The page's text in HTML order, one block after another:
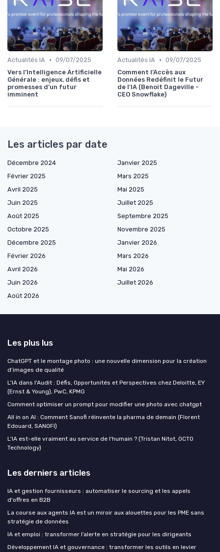
Actualités IA • 09/07/2025
Vers l’Intelligence Artificielle
Générale : enjeux, défis et
promesses d’un futur
imminent
Actualités IA • 09/07/2025
Comment l'Accès aux
Données Redéfinit le Futur
de l'IA (Benoit Dageville -
CEO Snowflake)
Les articles par date
Décembre 2024
Janvier 2025
Février 2025
Mars 2025
Avril 2025
Mai 2025
Juin 2025
Juillet 2025
Août 2025
Septembre 2025
Octobre 2025
Novembre 2025
Décembre 2025
Janvier 2026
Février 2026
Mars 2026
Avril 2026
Mai 2026
Juin 2026
Juillet 2026
Août 2026
Les plus lus
ChatGPT et le montage photo : une nouvelle dimension pour la création
d’images de qualité
L'IA dans l'Audit : Défis, Opportunités et Perspectives chez Deloitte, EY
(Ernst & Young), PwC, KPMG
Comment optimiser un prompt pour modifier une photo avec chatgpt
All in on AI : Comment Sanofi réinvente la pharma de demain (Florent
Edouard, SANOFI)
L'IA est-elle vraiment au service de l'humain ? (Tristan Nitot, OCTO
Technology)
Les derniers articles
IA et gestion fournisseurs : automatiser le sourcing et les appels
d'offres en B2B
La course aux agents IA est un miroir aux alouettes pour les PME sans
stratégie de données
IA et emploi : transformer l’alerte en stratégie pour les dirigeants
Développement IA et gouvernance : transformer les outils en levier